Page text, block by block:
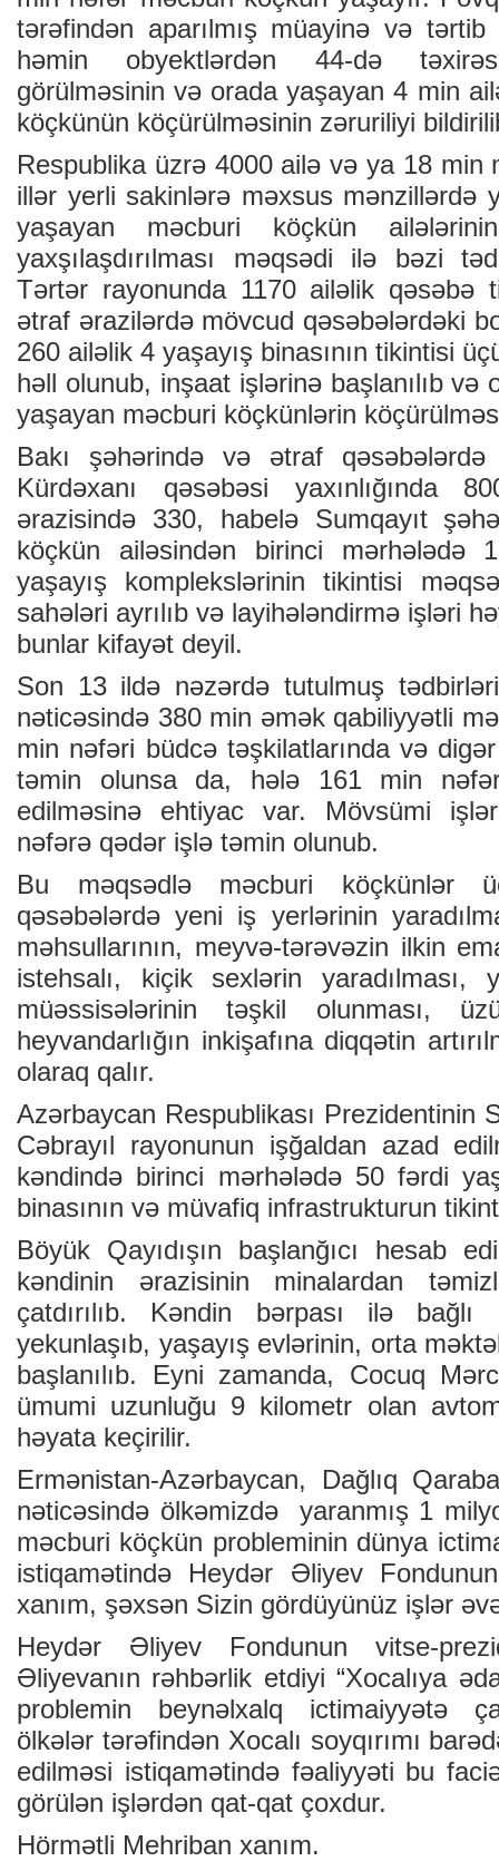
tərəfindən aparılmış müayinə və tərtib
həmin obyektlərdən 44-də
görülməsinin və orada yaşayan 4 min
köçkünün köçürülməsinin zəruriliyi
Respublika üzrə 4000 ailə və ya 18 min
illər yerli sakinlərə məxsus mənzillərdə
yaşayan məcburi köçkün
yaxşılaşdırılması məqsədi ilə bəzi
Tərtər rayonunda 1170 ailəlik qəsəbə
ətraf ərazilərdə mövcud qəsəbələrdəki
260 ailəlik 4 yaşayış binasının tikintisi
həll olunub, inşaat işlərinə başlanılıb və
yaşayan məcburi köçkünlərin
Bakı şəhərində və ətraf
Kürdəxanı qəsəbəsi yaxınlığında
ərazisində 330, habelə Sumqayıt
köçkün ailəsindən birinci mərhələdə
yaşayış komplekslərinin tikintisi
sahələri ayrılıb və layihələndirmə işləri
bunlar kifayət deyil.
Son 13 ildə nəzərdə tutulmuş
nəticəsində 380 min əmək qabiliyyətli
min nəfəri büdcə təşkilatlarında və
təmin olunsa da, hələ 161 min
edilməsinə ehtiyac var. Mövsümi
nəfərə qədər işlə təmin olunub.
Bu məqsədlə məcburi köçkünlər
qəsəbələrdə yeni iş yerlərinin
məhsullarının, meyvə-tərəvəzin ilkin
istehsalı, kiçik sexlərin yaradılması,
müəssisələrinin təşkil olunması,
heyvandarlığın inkişafına diqqətin
olaraq qalır.
Azərbaycan Respublikası Prezidentinin
Cəbrayıl rayonunun işğaldan azad
kəndində birinci mərhələdə 50 fərdi
binasının və müvafiq infrastrukturun
Böyük Qayıdışın başlanğıcı hesab
kəndinin ərazisinin minalardan
çatdırılıb. Kəndin bərpası ilə bağlı
yekunlaşıb, yaşayış evlərinin, orta
başlanılıb. Eyni zamanda, Cocuq
ümumi uzunluğu 9 kilometr olan
həyata keçirilir.
Ermənistan-Azərbaycan, Dağlıq
nəticəsində ölkəmizdə yaranmış 1
məcburi köçkün probleminin dünya
istiqamətində Heydər Əliyev
xanım, şəxsən Sizin gördüyünüz işlər
Heydər Əliyev Fondunun vitse-
Əliyevanın rəhbərlik etdiyi “Xocalıya
problemin beynəlxalq ictimaiyyətə
ölkələr tərəfindən Xocalı soyqırımı
edilməsi istiqamətində fəaliyyəti bu
görülən işlərdən qat-qat çoxdur.
Hörmətli Mehriban xanım.